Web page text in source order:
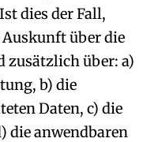
dies der Fall,
Auskunft über die
zusätzlich über: a)
b) die
Daten, c) die
die anwendbaren